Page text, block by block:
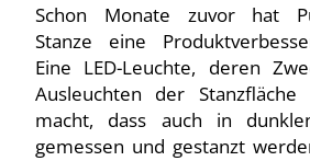
Schon Monate zuvor hat
Stanze eine
Eine LED-Leuchte, deren
Ausleuchten der
macht, dass auch in
gemessen und gestanzt